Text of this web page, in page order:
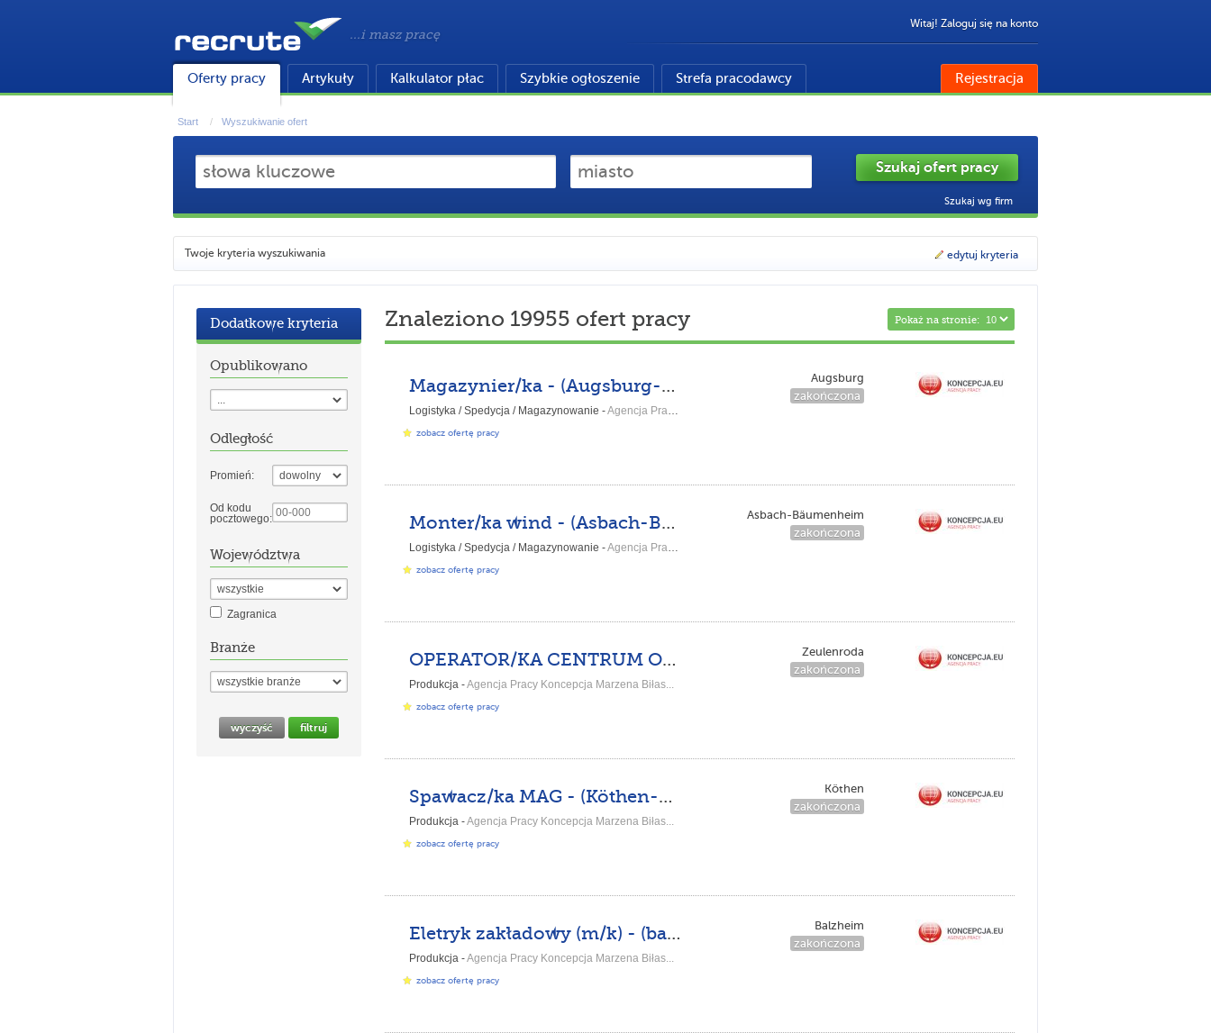
...i masz pracę
Witaj! Zaloguj się na konto
Oferty pracy Artykuły Kalkulator płac Szybkie ogłoszenie Strefa pracodawcy Rejestracja
Start Wyszukiwanie ofert
Szukaj wg firm
Twoje kryteria wyszukiwania edytuj kryteria
Dodatkowe kryteria
Opublikowano
Odległość
Promień:
Od kodu
pocztowego:
Województwa
Zagranica
Branże
Pokaż na stronie:
Znaleziono 19955 ofert pracy
Magazynier/ka - (Augsburg-SR-TN-DE)
Logistyka / Spedycja / Magazynowanie -Agencja Pracy Koncepcja Marzena Biłas...
Augsburg
zakończona
zobacz ofertę pracy
Monter/ka wind - (Asbach-Bäumenheim-GA-DPK-DE)
Logistyka / Spedycja / Magazynowanie -Agencja Pracy Koncepcja Marzena Biłas...
Asbach-Bäumenheim
zakończona
zobacz ofertę pracy
OPERATOR/KA CENTRUM OBRÓBCZEGO CNC - (Zeulenroda-ZM-BH-DE)
Produkcja -Agencja Pracy Koncepcja Marzena Biłas...
Zeulenroda
zakończona
zobacz ofertę pracy
Spawacz/ka MAG - (Köthen-KU-DPKH-DE)
Produkcja -Agencja Pracy Koncepcja Marzena Biłas...
Köthen
zakończona
zobacz ofertę pracy
Eletryk zakładowy (m/k) - (balzheim-kh-gl-de)
Produkcja -Agencja Pracy Koncepcja Marzena Biłas...
Balzheim
zakończona
zobacz ofertę pracy